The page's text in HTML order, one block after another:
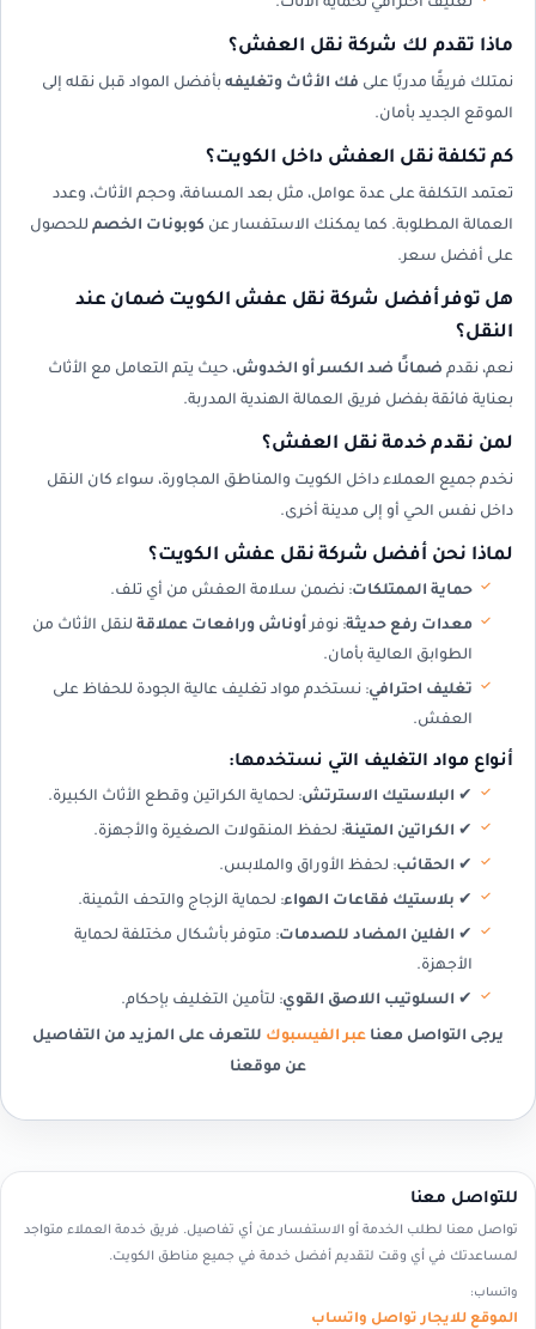
تغليف احترافي لحماية الأثاث.
ماذا تقدم لك شركة نقل العفش؟
نمتلك فريقًا مدربًا على فك الأثاث وتغليفه بأفضل المواد قبل نقله إلى
الموقع الجديد بأمان.
كم تكلفة نقل العفش داخل الكويت؟
تعتمد التكلفة على عدة عوامل، مثل بعد المسافة، وحجم الأثاث، وعدد
العمالة المطلوبة. كما يمكنك الاستفسار عن كوبونات الخصم للحصول
على أفضل سعر.
هل توفر أفضل شركة نقل عفش الكويت ضمان عند
النقل؟
نعم، نقدم ضمانًا ضد الكسر أو الخدوش، حيث يتم التعامل مع الأثاث
بعناية فائقة بفضل فريق العمالة الهندية المدربة.
لمن نقدم خدمة نقل العفش؟
نخدم جميع العملاء داخل الكويت والمناطق المجاورة، سواء كان النقل
داخل نفس الحي أو إلى مدينة أخرى.
لماذا نحن أفضل شركة نقل عفش الكويت؟
حماية الممتلكات: نضمن سلامة العفش من أي تلف.
معدات رفع حديثة: نوفرأوناش ورافعات عملاقة لنقل الأثاث من
الطوابق العالية بأمان.
تغليف احترافي: نستخدم مواد تغليف عالية الجودة للحفاظ على
العفش.
أنواع مواد التغليف التي نستخدمها:
✔ البلاستيك الاسترتش: لحماية الكراتين وقطع الأثاث الكبيرة.
✔ الكراتين المتينة: لحفظ المنقولات الصغيرة والأجهزة.
✔ الحقائب: لحفظ الأوراق والملابس.
✔ بلاستيك فقاعات الهواء: لحماية الزجاج والتحف الثمينة.
✔ الفلين المضاد للصدمات: متوفر بأشكال مختلفة لحماية
الأجهزة.
✔ السلوتيب اللاصق القوي: لتأمين التغليف بإحكام.
يرجى التواصل معنا عبر الفيسبوك للتعرف على المزيد من التفاصيل
عن موقعنا
للتواصل معنا
تواصل معنا لطلب الخدمة أو الاستفسار عن أي تفاصيل. فريق خدمة العملاء متواجد
لمساعدتك في أي وقت لتقديم أفضل خدمة في جميع مناطق الكويت.
واتساب:
الموقع للايجار تواصل واتساب